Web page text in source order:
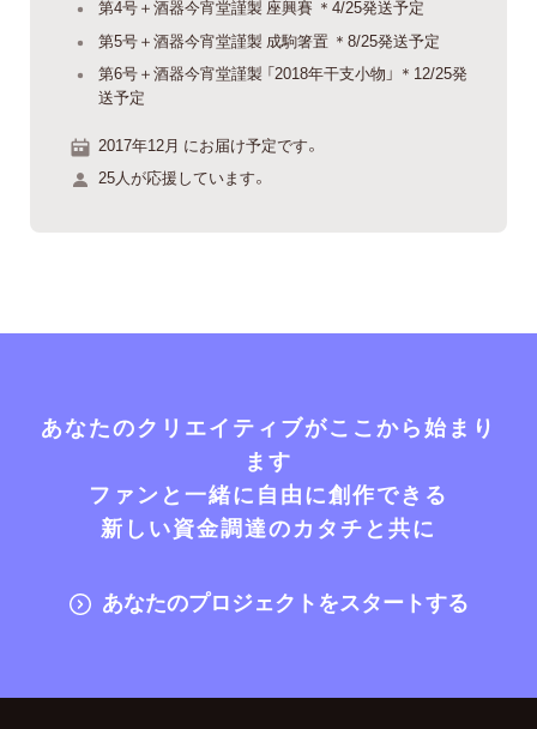
第4号＋酒器今宵堂謹製 座興賽 ＊4/25発送予定
第5号＋酒器今宵堂謹製 成駒箸置 ＊8/25発送予定
第6号＋酒器今宵堂謹製 「2018年干支小物」 ＊12/25発
送予定
2017年12月 にお届け予定です。
25人が応援しています。
あなたのクリエイティブがここから始まり
ます
ファンと一緒に自由に創作できる
新しい資金調達のカタチと共に
あなたのプロジェクトをスタートする